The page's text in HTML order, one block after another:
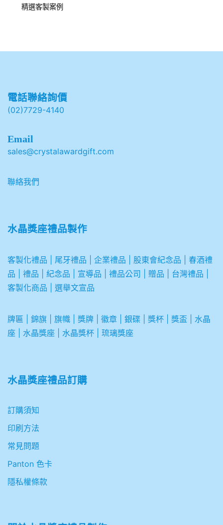
精選客製案例
電話聯絡詢價
(02)7729-4140
Email
sales@crystalawardgift.com
聯絡我們
水晶獎座禮品製作
客製化禮品 尾牙禮品 企業禮品 股東會紀念品
春酒禮
品
禮品 紀念品 宣導品 禮品公司 贈品 台灣禮品
客製化商品
選舉文宣品
牌匾 錦旗 旗幟 獎牌 徽章 銀碟 獎杯 獎盃
水晶
座
水晶獎座 水晶獎杯 琉璃獎座
水晶獎座禮品訂購
訂購須知
印刷方法
常見問題
Panton 色卡
隱私權條款